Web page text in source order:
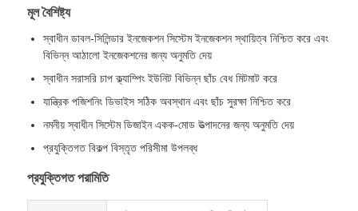
পণ্য
মূল বৈশিষ্ট্য
স্বাধীন ডাবল-সিলিন্ডার ইনজেকশন সিস্টেম ইনজেকশন স্থায়িত্ব নিশ্চিত করে এবং
বিভিন্ন আঠালো ইনজেকশনের জন্য অনুমতি দেয়
স্বাধীন সরাসরি চাপ ক্ল্যাম্পিং ইউনিট বিভিন্ন ছাঁচ বেধ মিটমাট করে
যান্ত্রিক পজিশনিং ডিভাইস সঠিক অবস্থান এবং ছাঁচ সুরক্ষা নিশ্চিত করে
নমনীয় স্বাধীন সিস্টেম ডিজাইন একক-মোড উত্পাদনের জন্য অনুমতি দেয়
প্রযুক্তিগত বিকল্প বিস্তৃত পরিসীমা উপলব্ধ
প্রযুক্তিগত পরামিতি